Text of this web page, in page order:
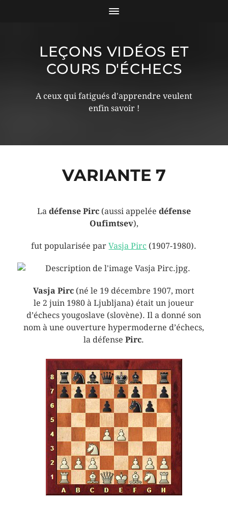
LEÇONS VIDÉOS ET
COURS D'ÉCHECS
A ceux qui fatigués d'apprendre veulent
enfin savoir !
VARIANTE 7
La défense Pirc(aussi appelée défense
Oufimtsev),
fut popularisée parVasja Pirc (1907-1980).
Vasja Pirc (né le 19 décembre 1907, mort
le 2 juin 1980 à Ljubljana) était un joueur
d’échecs yougoslave (slovène). Il a donné son
nom à une ouverture hypermoderne d’échecs,
la défensePirc.